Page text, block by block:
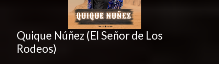
Quique Núñez (El Señor de Los
Rodeos)